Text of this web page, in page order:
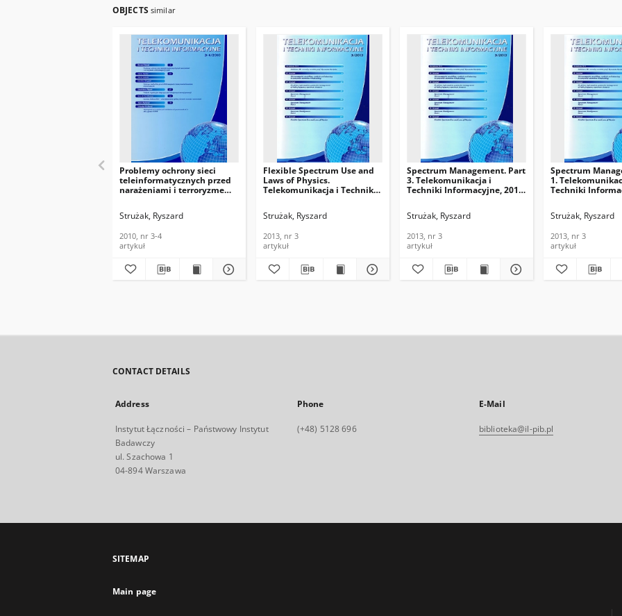
OBJECTS similar
Problemy ochrony sieci
teleinformatycznych przed
narażeniami i terroryzmem
Telekomunikacja i Techniki
Informacyjne, 2010, nr 3-4
Strużak, Ryszard
2010, nr 3-4
artykuł
Flexible Spectrum Use and
Laws of Physics.
Telekomunikacja i Techniki
Strużak, Ryszard
2013, nr 3
artykuł
Spectrum Management. Part
3. Telekomunikacja i
Techniki Informacyjne, 2013,
Strużak, Ryszard
2013, nr 3
artykuł
Spectrum
1.
Techniki
Strużak, Ryszard
2013, nr 3
artykuł
CONTACT DETAILS
Address
Instytut Łączności – Państwowy Instytut
Badawczy
ul. Szachowa 1
04-894 Warszawa
Phone
(+48) 5128 696
E-Mail
biblioteka@il-pib.pl
SITEMAP
Main page